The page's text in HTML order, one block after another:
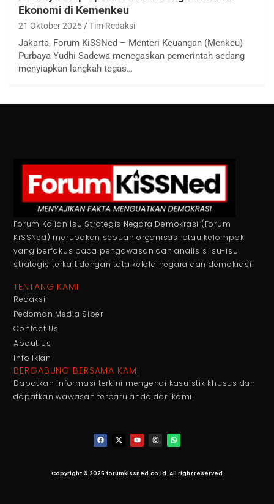
Ekonomi di Kemenkeu
21 Oktober 2025 Tim Redaksi
Jakarta, Forum KiSSNed – Menteri Keuangan (Menkeu)
Purbaya Yudhi Sadewa menegaskan pemerintah sedang
menyiapkan langkah tegas…
Forum Kajian Isu Strategis Negara Demokrasi (Forum
KiSSNed) merupakan sebuah organisasi atau kelompok
yang berfokus pada pengawasan dan analisis isu-isu
strategis terkait dengan tata kelola negara dan demokrasi.
TENTANG KAMI
Redaksi
Pedoman Media Siber
Contact Us
About Us
Info Iklan
BERGABUNG BERSAMA KAMI
Dapatkan informasi terkini mengenai kasuistik khusus dan
dapatkan wawasan terbaru anda dari kami!
Copyright © 2025 forumkissned.co.id. All right reserved